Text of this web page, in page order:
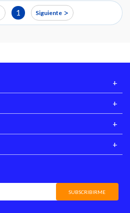
1 Siguiente >
SUBSCRIBIRME